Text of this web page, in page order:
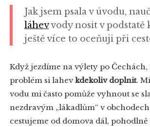
Jak jsem psala v úvodu,
láhevvody nosit v podstatě
ještě více to oceňuji při
Když jezdíme na výlety po
problém si lahev kdekoliv doplnit.
vodu mi často pomůže vyhnout se
nezdravým „lákadlům“ v
cestujeme od domova dál, pohodlně